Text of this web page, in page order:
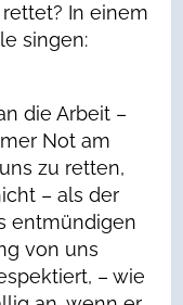
In einem
singen:
die Arbeit –
Not am
zu retten,
– als der
entmündigen
von uns
– wie